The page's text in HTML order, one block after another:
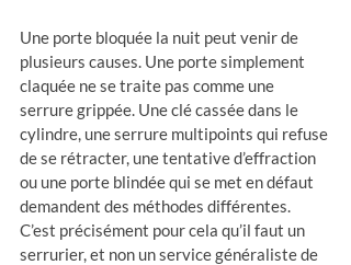
Une porte bloquée la nuit peut venir de
plusieurs causes. Une porte simplement
claquée ne se traite pas comme une
serrure grippée. Une clé cassée dans le
cylindre, une serrure multipoints qui refuse
de se rétracter, une tentative d’effraction
ou une porte blindée qui se met en défaut
demandent des méthodes différentes.
C’est précisément pour cela qu’il faut un
serrurier, et non un service généraliste de